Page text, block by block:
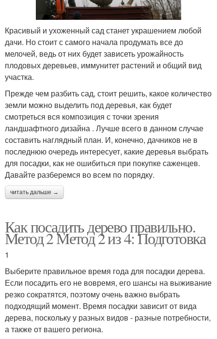
Красивый и ухоженный сад станет украшением любой
дачи. Но стоит с самого начала продумать все до
мелочей, ведь от них будет зависеть урожайность
плодовых деревьев, иммунитет растений и общий вид
участка.
Прежде чем разбить сад, стоит решить, какое количество
земли можно выделить под деревья, как будет
смотреться вся композиция с точки зрения
ландшафтного дизайна . Лучше всего в данном случае
составить наглядный план. И, конечно, дачников не в
последнюю очередь интересует, какие деревья выбрать
для посадки, как не ошибиться при покупке саженцев.
Давайте разберемся во всем по порядку.
читать дальше →
Как посадить дерево правильно.
Метод 2 Метод 2 из 4: Подготовка
1
Выберите правильное время года для посадки дерева.
Если посадить его не вовремя, его шансы на выживание
резко сократятся, поэтому очень важно выбрать
подходящий момент. Время посадки зависит от вида
дерева, поскольку у разных видов - разные потребности,
а также от вашего региона.